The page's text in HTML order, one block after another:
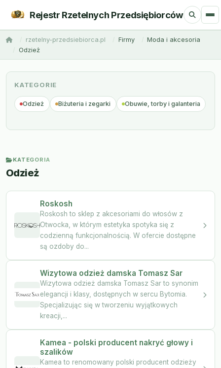
Rejestr Rzetelnych Przedsiębiorców
rzetelny-przedsiebiorca.pl Firmy
Moda i akcesoria
Odzież
KATEGORIE
Odzież Biżuteria i zegarki Obuwie, torby i galanteria
KATEGORIA
Odzież
Roskosh
Roskosh to sklep z akcesoriami do włosów z
Otwocka, w którym estetyka spotyka się z
codzienną funkcjonalnością. W ofercie dostępne
są ozdoby do...
Wizytowa odzież damska Tomasz Sar
Wizytowa odzież damska Tomasz Sar to synonim
elegancji i klasy, dostępnych w sercu Bytomia.
Specjalizując się w tworzeniu wyjątkowych
kreacji,...
Kamea - polski producent nakryć głowy i
szalików
Kamea to renomowany polski producent odzieży